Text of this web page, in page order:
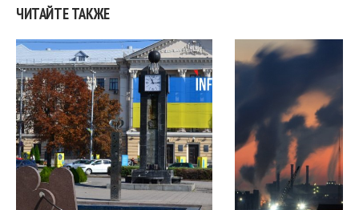
ЧИТАЙТЕ ТАКЖЕ